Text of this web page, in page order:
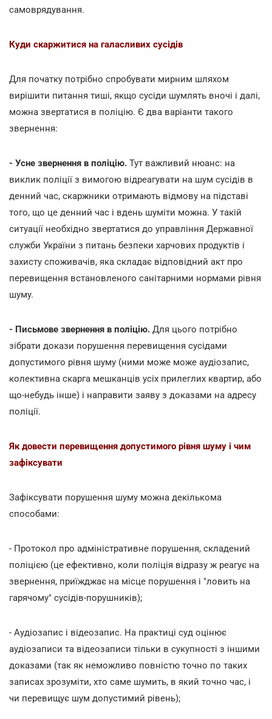
самоврядування.
Куди скаржитися на галасливих сусідів
Для початку потрібно спробувати мирним шляхом
вирішити питання тиші, якщо сусіди шумлять вночі і далі,
можна звертатися в поліцію. Є два варіанти такого
звернення:
- Усне звернення в поліцію. Тут важливий нюанс: на
виклик поліції з вимогою відреагувати на шум сусідів в
денний час, скаржники отримають відмову на підставі
того, що це денний час і вдень шуміти можна. У такій
ситуації необхідно звертатися до управління Державної
служби України з питань безпеки харчових продуктів і
захисту споживачів, яка складає відповідний акт про
перевищення встановленого санітарними нормами рівня
шуму.
- Письмове звернення в поліцію. Для цього потрібно
зібрати докази порушення перевищення сусідами
допустимого рівня шуму (ними може може аудіозапис,
колективна скарга мешканців усіх прилеглих квартир, або
що-небудь інше) і направити заяву з доказами на адресу
поліції.
Як довести перевищення допустимого рівня шуму і чим
зафіксувати
Зафіксувати порушення шуму можна декількома
способами:
- Протокол про адміністративне порушення, складений
поліцією (це ефективно, коли поліція відразу ж реагує на
звернення, приїжджає на місце порушення і "ловить на
гарячому" сусідів-порушників);
- Аудіозапис і відеозапис. На практиці суд оцінює
аудіозаписи та відеозаписи тільки в сукупності з іншими
доказами (так як неможливо повністю точно по таких
записах зрозуміти, хто саме шумить, в який точно час, і
чи перевищує шум допустимий рівень);